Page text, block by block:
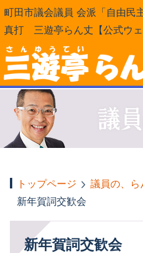
町田市議会議員 会派「自由民
真打 三遊亭らん丈【公式ウェ
トップページ 議員の、ら
新年賀詞交歓会
新年賀詞交歓会